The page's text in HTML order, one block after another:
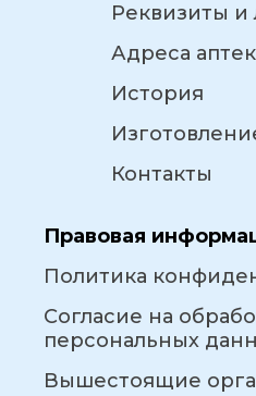
Реквизиты и
Адреса аптек
История
Контакты
Правовая
Политика
Согласие на
персональных
Вышестоящие